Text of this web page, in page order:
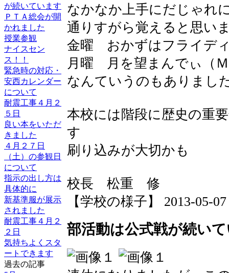
が続いています
ＰＴＡ総会が開
かれました
授業参観
ナイスセン
ス！！
緊急時の対応・
安西カレンダー
について
耐震工事４月２
５日
良い本をいただ
きました
４月２７日
（土）の参観日
について
指示の出し方は
具体的に
新基準服が展示
されました
耐震工事４月２
２日
気持ちよくスタ
ートできます
過去の記事
なかなか上手にだじゃれ
通りすがら覚えると思い
金曜 おかずはフライデ
月曜 月を望まんでぃ（
なんていうのもありまし
本校には階段に歴史の重
す
刷り込みが大切かも
校長 松重 修
【学校の様子】 2013-05-
部活動は公式戦が続い